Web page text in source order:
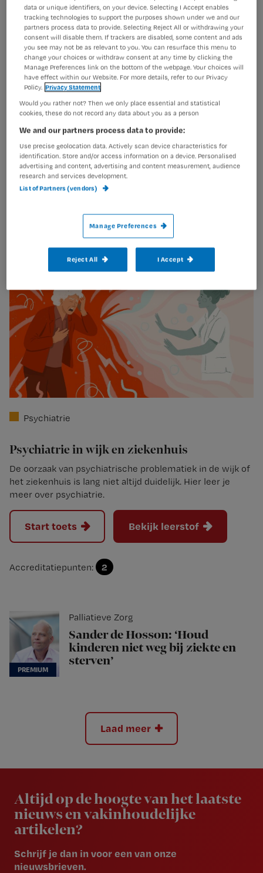
afasie na een CVA
Challenge Psychiatrie
Alcoholverslaafde patiënt: zo
herken en voorkom je
complicaties
Challenge Psychiatrie
Boos, angstig of verward:
wanneer speelt er
Psychiatrie
Psychiatrie in wijk en ziekenhuis
De oorzaak van psychiatrische problematiek in de wijk of
het ziekenhuis is lang niet altijd duidelijk. Hier leer je
meer over psychiatrie.
Start toets Bekijk leerstof
Accreditatiepunten: 2
Palliatieve Zorg
Sander de Hosson: ‘Houd
kinderen niet weg bij ziekte en
sterven’
Laad meer
Altijd op de hoogte van het laatste
nieuws en vakinhoudelijke
artikelen?
Schrijf je dan in voor een van onze
nieuwsbrieven.
data or unique identifiers, on your device. Selecting I Accept enables
tracking technologies to support the purposes shown under we and our
partners process data to provide. Selecting Reject All or withdrawing your
consent will disable them. If trackers are disabled, some content and ads
you see may not be as relevant to you. You can resurface this menu to
change your choices or withdraw consent at any time by clicking the
Manage Preferences link on the bottom of the webpage. Your choices will
have effect within our Website. For more details, refer to our Privacy
Policy. Privacy Statement
Would you rather not? Then we only place essential and statistical
cookies, these do not record any data about you as a person
We and our partners process data to provide:
Use precise geolocation data. Actively scan device characteristics for
identification. Store and/or access information on a device. Personalised
advertising and content, advertising and content measurement, audience
research and services development.
List of Partners (vendors)
Manage Preferences
Reject All I Accept